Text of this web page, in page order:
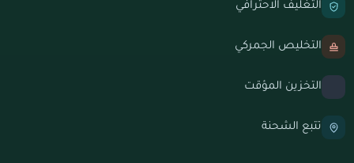
التغليف الاحترافي
التخليص الجمركي
التخزين المؤقت
تتبع الشحنة